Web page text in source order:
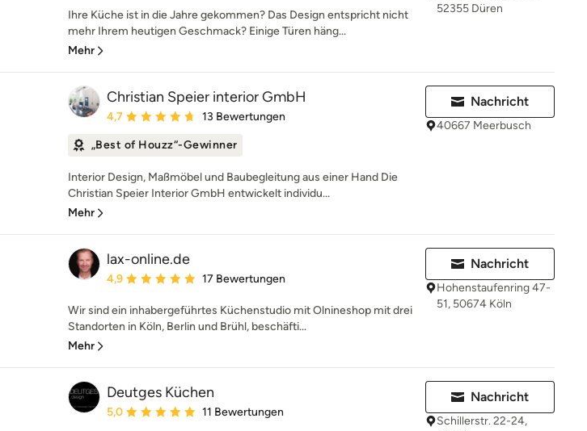
Ihre Küche ist in die Jahre gekommen? Das Design entspricht nicht
mehr Ihrem heutigen Geschmack? Einige Türen häng...
Mehr
52355 Düren
Christian Speier interior GmbH
Durchschnittliche Bewertung: 4.7 von 5 Sternen
4,7 13 Bewertungen
„Best of Houzz“-Gewinner
Interior Design, Maßmöbel und Baubegleitung aus einer Hand Die
Christian Speier Interior GmbH entwickelt individu...
Mehr
Nachricht
40667 Meerbusch
lax-online.de
Durchschnittliche Bewertung: 4.9 von 5 Sternen
4,9 17 Bewertungen
Wir sind ein inhabergeführtes Küchenstudio mit Olnineshop mit drei
Standorten in Köln, Berlin und Brühl, beschäfti...
Mehr
Nachricht
Hohenstaufenring 47-
51, 50674 Köln
Deutges Küchen
Durchschnittliche Bewertung: 5 von 5 Sternen
5,0 11 Bewertungen
Nachricht
Schillerstr. 22-24,